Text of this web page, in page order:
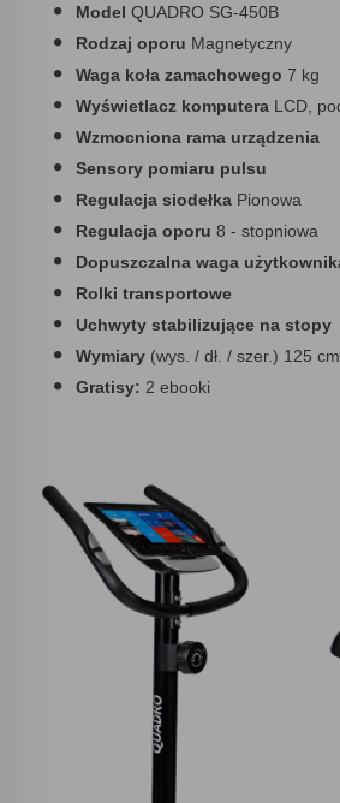
Model QUADRO SG-450B
Rodzaj oporu Magnetyczny
Waga koła zamachowego 7 kg
Wyświetlacz komputera LCD,
Wzmocniona rama urządzenia
Sensory pomiaru pulsu
Regulacja siodełka Pionowa
Regulacja oporu 8 - stopniowa
Dopuszczalna waga
Rolki transportowe
Uchwyty stabilizujące na stopy
Wymiary (wys. / dł. / szer.) 125
Gratisy: 2 ebooki